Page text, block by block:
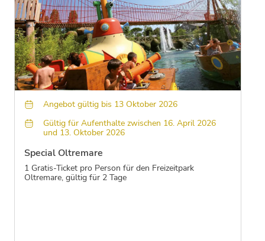
Angebot gültig bis 13 Oktober 2026
Gültig für Aufenthalte zwischen 16. April 2026
und 13. Oktober 2026
Special Oltremare
1 Gratis-Ticket pro Person für den Freizeitpark
Oltremare, gültig für 2 Tage